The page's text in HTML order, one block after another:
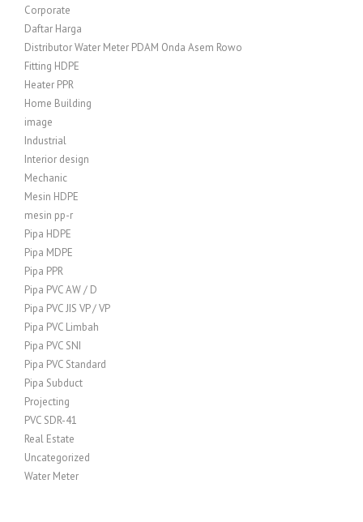
Corporate
Daftar Harga
Distributor Water Meter PDAM Onda Asem Rowo
Fitting HDPE
Heater PPR
Home Building
image
Industrial
Interior design
Mechanic
Mesin HDPE
mesin pp-r
Pipa HDPE
Pipa MDPE
Pipa PPR
Pipa PVC AW / D
Pipa PVC JIS VP / VP
Pipa PVC Limbah
Pipa PVC SNI
Pipa PVC Standard
Pipa Subduct
Projecting
PVC SDR-41
Real Estate
Uncategorized
Water Meter